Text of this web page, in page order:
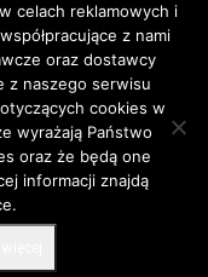
celach reklamowych i
z nami
oraz dostawcy
z naszego serwisu
cookies w
wyrażają Państwo
oraz że będą one
informacji znajdą